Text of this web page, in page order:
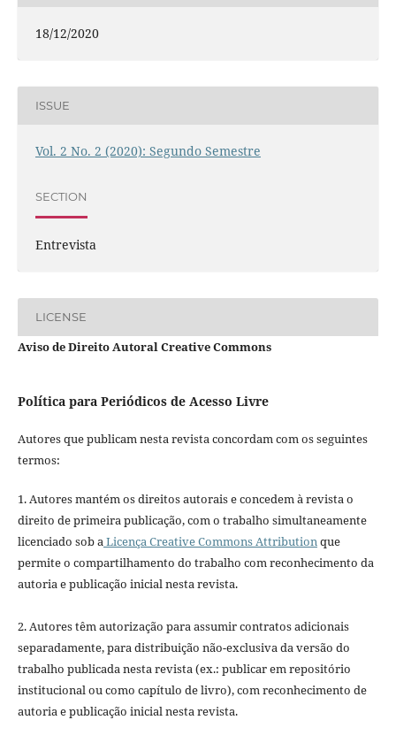
18/12/2020
ISSUE
Vol. 2 No. 2 (2020): Segundo Semestre
SECTION
Entrevista
LICENSE
Aviso de Direito Autoral Creative Commons
Política para Periódicos de Acesso Livre
Autores que publicam nesta revista concordam com os seguintes
termos:
1. Autores mantém os direitos autorais e concedem à revista o
direito de primeira publicação, com o trabalho simultaneamente
licenciado sob aLicença Creative Commons Attributionque
permite o compartilhamento do trabalho com reconhecimento da
autoria e publicação inicial nesta revista.
2. Autores têm autorização para assumir contratos adicionais
separadamente, para distribuição não-exclusiva da versão do
trabalho publicada nesta revista (ex.: publicar em repositório
institucional ou como capítulo de livro), com reconhecimento de
autoria e publicação inicial nesta revista.